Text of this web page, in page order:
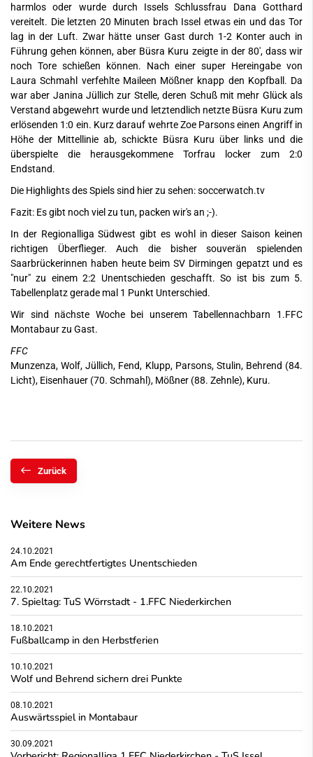
harmlos oder wurde durch Issels Schlussfrau Dana Gotthard
vereitelt. Die letzten 20 Minuten brach Issel etwas ein und das Tor
lag in der Luft. Zwar hätte unser Gast durch 1-2 Konter auch in
Führung gehen können, aber Büsra Kuru zeigte in der 80', dass wir
noch Tore schießen können. Nach einer super Hereingabe von
Laura Schmahl verfehlte Maileen Mößner knapp den Kopfball. Da
war aber Janina Jüllich zur Stelle, deren Schuß mit mehr Glück als
Verstand abgewehrt wurde und letztendlich netzte Büsra Kuru zum
erlösenden 1:0 ein. Kurz darauf wehrte Zoe Parsons einen Angriff in
Höhe der Mittellinie ab, schickte Büsra Kuru über links und die
überspielte die herausgekommene Torfrau locker zum 2:0
Endstand.
Die Highlights des Spiels sind hier zu sehen:soccerwatch.tv
Fazit: Es gibt noch viel zu tun, packen wir's an ;-).
In der Regionalliga Südwest gibt es wohl in dieser Saison keinen
richtigen Überflieger. Auch die bisher souverän spielenden
Saarbrückerinnen haben heute beim SV Dirmingen gepatzt und es
"nur" zu einem 2:2 Unentschieden geschafft. So ist bis zum 5.
Tabellenplatz gerade mal 1 Punkt Unterschied.
Wir sind nächste Woche bei unserem Tabellennachbarn 1.FFC
Montabaur zu Gast.
FFC
Munzenza, Wolf, Jüllich, Fend, Klupp, Parsons, Stulin, Behrend (84.
Licht), Eisenhauer (70. Schmahl), Mößner (88. Zehnle), Kuru.
Zurück
Weitere News
24.10.2021
Am Ende gerechtfertigtes Unentschieden
22.10.2021
7. Spieltag: TuS Wörrstadt - 1.FFC Niederkirchen
18.10.2021
Fußballcamp in den Herbstferien
10.10.2021
Wolf und Behrend sichern drei Punkte
08.10.2021
Auswärtsspiel in Montabaur
30.09.2021